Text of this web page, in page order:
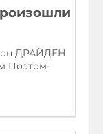
ДРАЙДЕН
Поэтом-